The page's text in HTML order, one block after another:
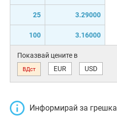
25 3.29000
100 3.16000
Показвай цените в
ВДст EUR USD
Информирай за грешка